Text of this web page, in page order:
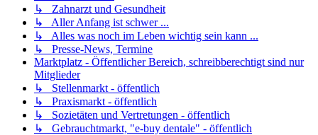
↳ Zahnarzt und Gesundheit
↳ Aller Anfang ist schwer ...
↳ Alles was noch im Leben wichtig sein kann ...
↳ Presse-News, Termine
Marktplatz - Öffentlicher Bereich, schreibberechtigt sind nur
Mitglieder
↳ Stellenmarkt - öffentlich
↳ Praxismarkt - öffentlich
↳ Sozietäten und Vertretungen - öffentlich
↳ Gebrauchtmarkt, "e-buy dentale" - öffentlich